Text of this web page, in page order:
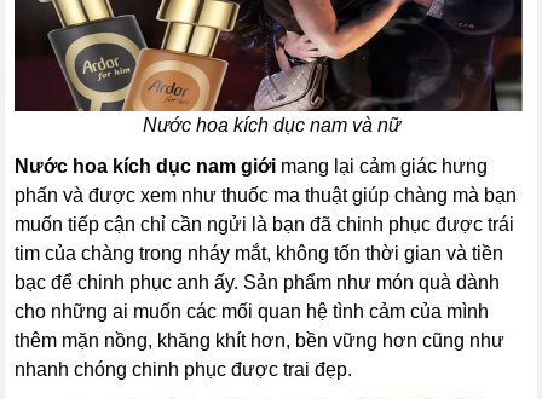
Nước hoa kích dục nam và nữ
Nước hoa kích dục nam giới mang lại cảm giác hưng
phấn và được xem như thuốc ma thuật giúp chàng mà bạn
muốn tiếp cận chỉ cần ngửi là bạn đã chinh phục được trái
tim của chàng trong nháy mắt, không tốn thời gian và tiền
bạc để chinh phục anh ấy. Sản phẩm như món quà dành
cho những ai muốn các mối quan hệ tình cảm của mình
thêm mặn nồng, khăng khít hơn, bền vững hơn cũng như
nhanh chóng chinh phục được trai đẹp.